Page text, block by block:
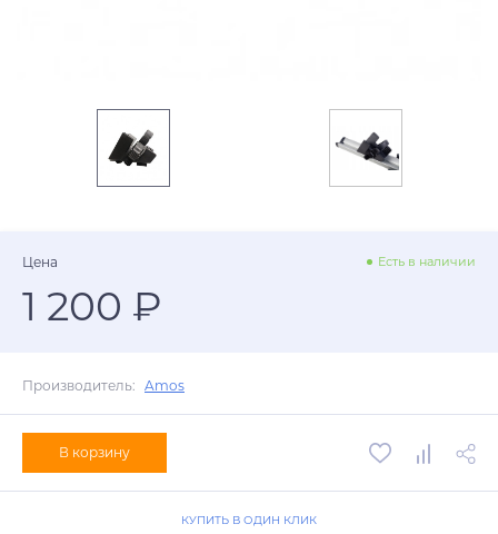
Цена Есть в наличии
1 200 ₽
Производитель: Amos
В корзину
КУПИТЬ В ОДИН КЛИК